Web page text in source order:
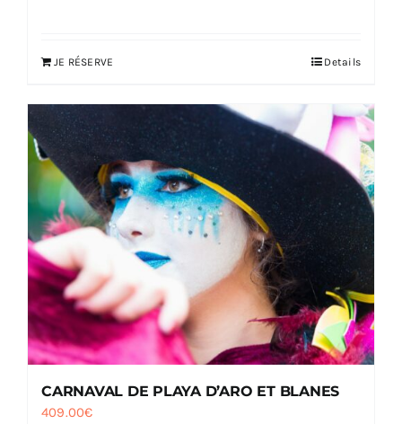
JE RÉSERVE Details
CARNAVAL DE PLAYA D’ARO ET BLANES
409.00€